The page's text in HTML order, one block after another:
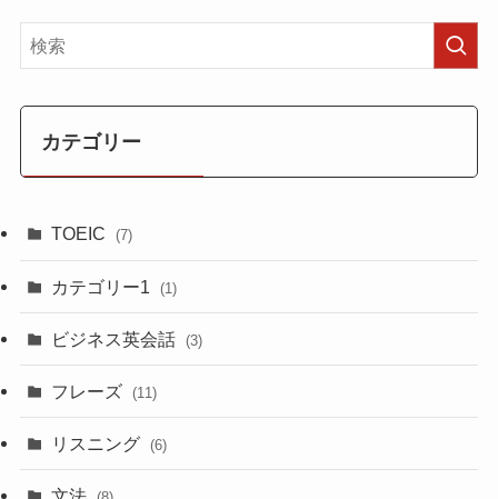
カテゴリー
TOEIC (7)
カテゴリー1 (1)
ビジネス英会話 (3)
フレーズ (11)
リスニング (6)